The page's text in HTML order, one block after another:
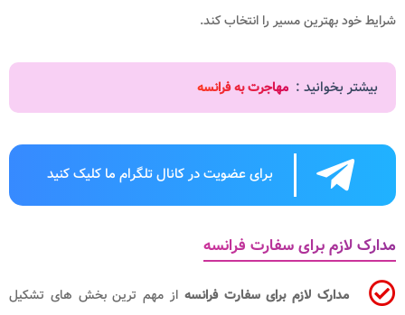
شرایط خود بهترین مسیر را انتخاب کند.
بیشتر بخوانید : مهاجرت به فرانسه
برای عضویت در کانال تلگرام ما کلیک کنید
مدارک لازم برای سفارت فرانسه
مدارک لازم برای سفارت فرانسه از مهم ترین بخش های تشکیل